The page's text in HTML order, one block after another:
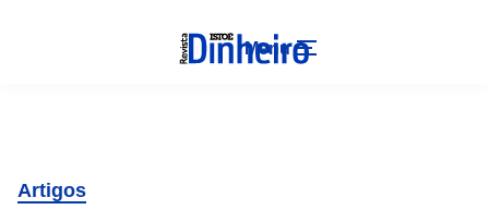
Menu
Artigos